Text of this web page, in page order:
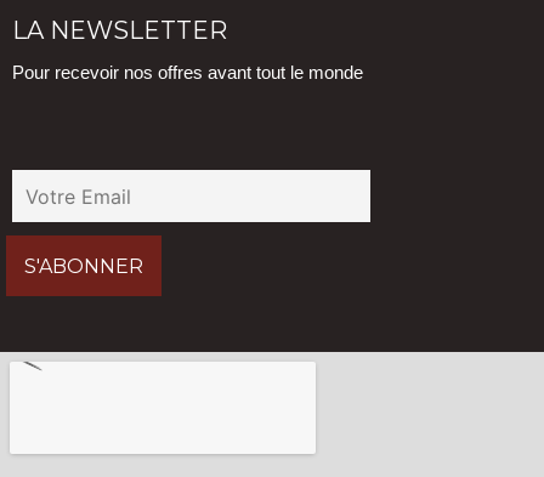
LA NEWSLETTER
Pour recevoir nos offres avant tout le monde